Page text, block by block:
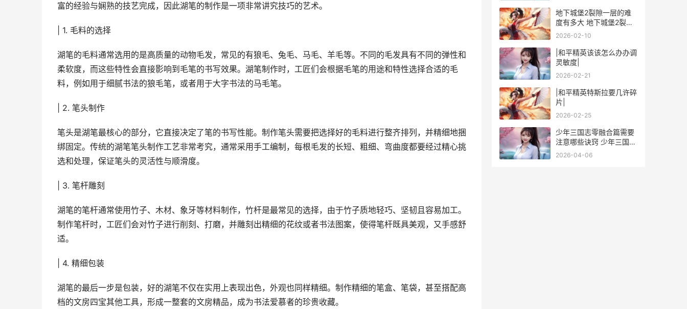
富的经验与娴熟的技艺完成，因此湖笔的制作是一项非常讲究技巧的艺术。
| 1. 毛料的选择
湖笔的毛料通常选用的是高质量的动物毛发，常见的有狼毛、兔毛、马毛、羊毛等。不同的毛发具有不同的弹性和
柔软度，而这些特性会直接影响到毛笔的书写效果。湖笔制作时，工匠们会根据毛笔的用途和特性选择合适的毛
料，例如用于细腻书法的狼毛笔，或者用于大字书法的马毛笔。
| 2. 笔头制作
笔头是湖笔最核心的部分，它直接决定了笔的书写性能。制作笔头需要把选择好的毛料进行整齐排列，并精细地捆
绑固定。传统的湖笔笔头制作工艺非常考究，通常采用手工编制，每根毛发的长短、粗细、弯曲度都要经过精心挑
选和处理，保证笔头的灵活性与顺滑度。
| 3. 笔杆雕刻
湖笔的笔杆通常使用竹子、木材、象牙等材料制作，竹杆是最常见的选择，由于竹子质地轻巧、坚韧且容易加工。
制作笔杆时，工匠们会对竹子进行削刻、打磨，并雕刻出精细的花纹或者书法图案，使得笔杆既具美观，又手感舒
适。
| 4. 精细包装
湖笔的最后一步是包装，好的湖笔不仅在实用上表现出色，外观也同样精细。制作精细的笔盒、笔袋，甚至搭配高
档的文房四宝其他工具，形成一整套的文房精品，成为书法爱慕者的珍贵收藏。
地下城堡2裂隙一层的难
度有多大 地下城堡2裂缝
传送点
2026-02-10
|和平精英该该怎么办办调
灵敏度|
2026-02-21
|和平精英特斯拉要几许碎
片|
2026-02-25
少年三国志零融合篇需要
注意哪些诀窍 少年三国志
零融合篇视频
2026-04-06